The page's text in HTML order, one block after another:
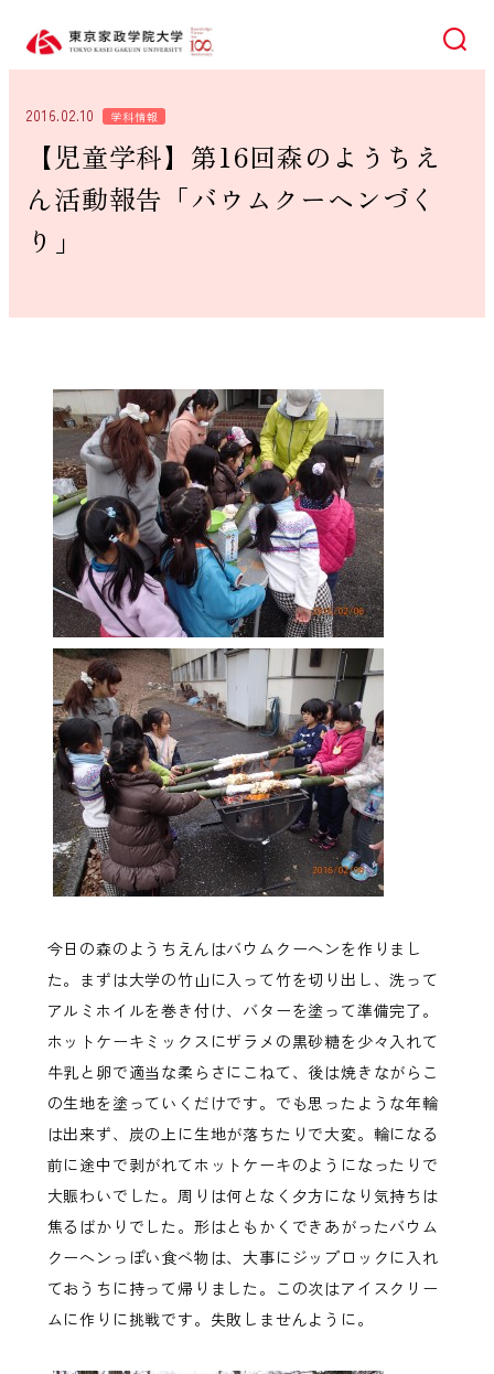
検索
2016.02.10 学科情報
【児童学科】第16回森のようちえ
ん活動報告「バウムクーヘンづく
り」
今日の森のようちえんはバウムクーヘンを作りまし
た。まずは大学の竹山に入って竹を切り出し、洗って
アルミホイルを巻き付け、バターを塗って準備完了。
ホットケーキミックスにザラメの黒砂糖を少々入れて
牛乳と卵で適当な柔らさにこねて、後は焼きながらこ
の生地を塗っていくだけです。でも思ったような年輪
は出来ず、炭の上に生地が落ちたりで大変。輪になる
前に途中で剥がれてホットケーキのようになったりで
大賑わいでした。周りは何となく夕方になり気持ちは
焦るばかりでした。形はともかくできあがったバウム
クーヘンっぽい食べ物は、大事にジップロックに入れ
ておうちに持って帰りました。この次はアイスクリー
ムに作りに挑戦です。失敗しませんように。